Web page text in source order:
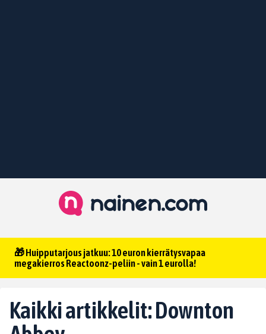
🎁 Huipputarjous jatkuu: 10 euron kierrätysvapaa
megakierros Reactoonz-peliin - vain 1 eurolla!
Kaikki artikkelit: Downton